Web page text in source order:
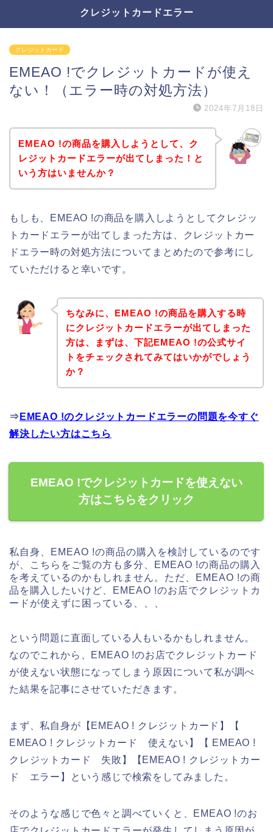
クレジットカードエラー
クレジットカード
EMEAO !でクレジットカードが使え
ない！（エラー時の対処方法）
2024年7月18日
EMEAO !の商品を購入しようとして、ク
レジットカードエラーが出てしまった！と
いう方はいませんか？
もしも、EMEAO !の商品を購入しようとしてクレジッ
トカードエラーが出てしまった方は、クレジットカー
ドエラー時の対処方法についてまとめたので参考にし
ていただけると幸いです。
ちなみに、EMEAO !の商品を購入する時
にクレジットカードエラーが出てしまった
方は、まずは、下記EMEAO !の公式サイ
トをチェックされてみてはいかがでしょう
か？
⇒ EMEAO !のクレジットカードエラーの問題を今すぐ
解決したい方はこちら
EMEAO !でクレジットカードを使えない
方はこちらをクリック
私自身、EMEAO !の商品の購入を検討しているのです
が、こちらをご覧の方も多分、EMEAO !の商品の購入
を考えているのかもしれません。ただ、EMEAO !の商
品を購入したいけど、EMEAO !のお店でクレジットカ
ードが使えずに困っている、、、
という問題に直面している人もいるかもしれません。
なのでこれから、EMEAO !のお店でクレジットカード
が使えない状態になってしまう原因について私が調べ
た結果を記事にさせていただきます。
まず、私自身が【EMEAO ! クレジットカード】【
EMEAO ! クレジットカード 使えない】【 EMEAO !
クレジットカード 失敗】【EMEAO ! クレジットカー
ド エラー】という感じで検索をしてみました。
そのような感じで色々と調べていくと、EMEAO !のお